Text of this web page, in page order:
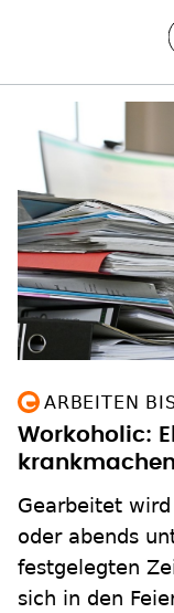
ARBEITEN
Workoholic:
Gearbeitet
oder abends
festgelegten
sich in den